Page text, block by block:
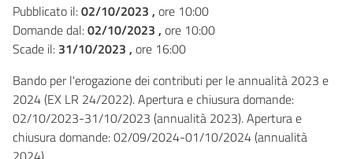
Pubblicato il:02/10/2023 , ore 10:00
Domande dal:02/10/2023 , ore 10:00
Scade il: 31/10/2023 , ore 16:00
Bando per l'erogazione dei contributi per le annualità 2023 e
2024 (EX LR 24/2022). Apertura e chiusura domande:
02/10/2023-31/10/2023 (annualità 2023). Apertura e
chiusura domande: 02/09/2024-01/10/2024 (annualità